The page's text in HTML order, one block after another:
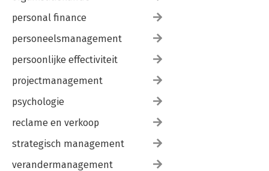
personal finance
personeelsmanagement
persoonlijke effectiviteit
projectmanagement
psychologie
reclame en verkoop
strategisch management
verandermanagement